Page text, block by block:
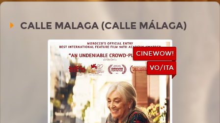
CALLE MALAGA (CALLE MÁLAGA)
CINEWOW!
VO/ITA